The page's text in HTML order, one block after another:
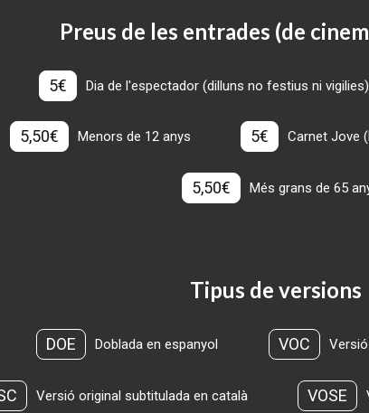
Preus de les entrades (de
5€ Dia de l'espectador (dilluns no festius ni vigilies)
5,50€ Menors de 12 anys 5€ Carnet Jove
5,50€ Més grans de 65
Tipus de versions
DOE Doblada en espanyol VOC
Versió original subtitulada en català VOSE